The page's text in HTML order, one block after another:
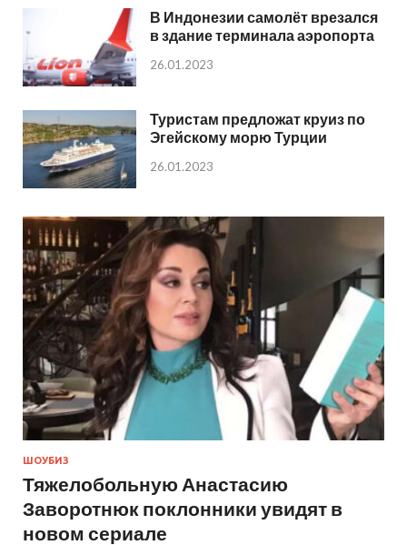
В Индонезии самолёт врезался
в здание терминала аэропорта
26.01.2023
Туристам предложат круиз по
Эгейскому морю Турции
26.01.2023
ШОУБИЗ
Тяжелобольную Анастасию
Заворотнюк поклонники увидят в
новом сериале